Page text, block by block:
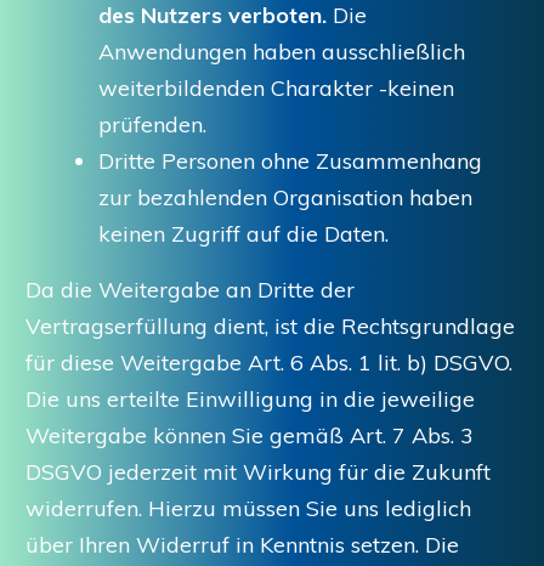
des Nutzers verboten. Die
Anwendungen haben ausschließlich
weiterbildenden Charakter -keinen
prüfenden.
Dritte Personen ohne Zusammenhang
zur bezahlenden Organisation haben
keinen Zugriff auf die Daten.
Da die Weitergabe an Dritte der
Vertragserfüllung dient, ist die Rechtsgrundlage
für diese Weitergabe Art. 6 Abs. 1 lit. b) DSGVO.
Die uns erteilte Einwilligung in die jeweilige
Weitergabe können Sie gemäß Art. 7 Abs. 3
DSGVO jederzeit mit Wirkung für die Zukunft
widerrufen. Hierzu müssen Sie uns lediglich
über Ihren Widerruf in Kenntnis setzen. Die